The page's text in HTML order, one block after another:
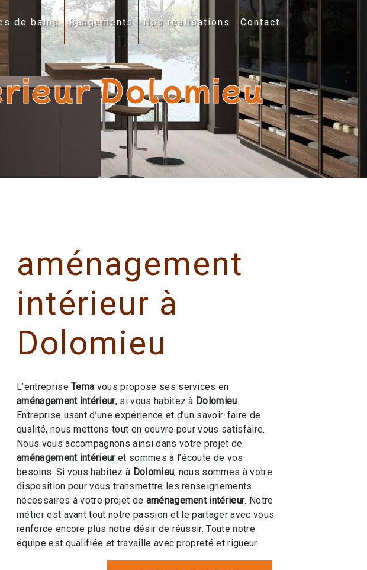
de bains Rangements Nos réalisations Contact
Dolomieu
aménagement
intérieur à
Dolomieu
L’entrepriseTema vous propose ses services en
aménagement intérieur, si vous habitez à Dolomieu.
Entreprise usant d’une expérience et d’un savoir-faire de
qualité, nous mettons tout en oeuvre pour vous satisfaire.
Nous vous accompagnons ainsi dans votre projet de
aménagement intérieuret sommes à l’écoute de vos
besoins. Si vous habitez à Dolomieu, nous sommes à votre
disposition pour vous transmettre les renseignements
nécessaires à votre projet de aménagement intérieur. Notre
métier est avant tout notre passion et le partager avec vous
renforce encore plus notre désir de réussir. Toute notre
équipe est qualifiée et travaille avec propreté et rigueur.